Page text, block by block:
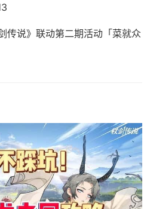
传说》联动第二期活动「菜就众